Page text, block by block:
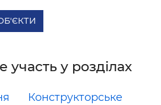
участь у розділах
Конструкторське